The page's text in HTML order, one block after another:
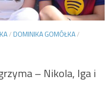
/DOMINIKA GOMÓŁKA/
– Nikola, Iga i